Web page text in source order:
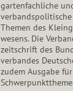
gartenfachliche
verbandspolitische
Themen des
wesens. Die
zeit­schrift des
ver­ban­des
zudem Ausgabe